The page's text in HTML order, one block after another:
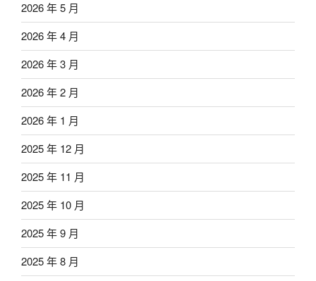
2026 年 5 月
2026 年 4 月
2026 年 3 月
2026 年 2 月
2026 年 1 月
2025 年 12 月
2025 年 11 月
2025 年 10 月
2025 年 9 月
2025 年 8 月